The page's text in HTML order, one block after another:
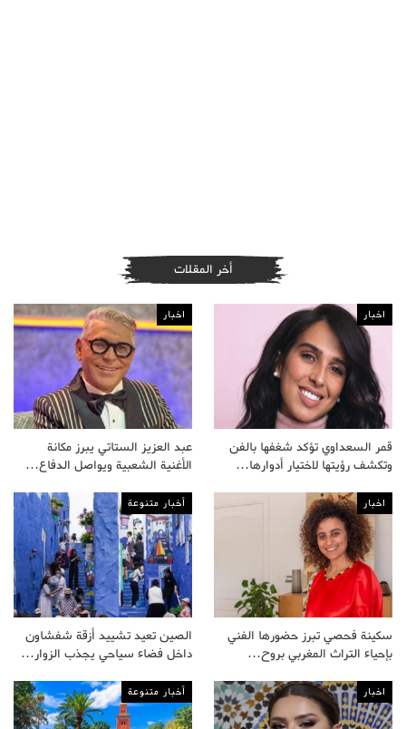
أخر المقلات
اخبار
قمر السعداوي تؤكد شغفها بالفن
وتكشف رؤيتها لاختيار أدوارها…
اخبار
عبد العزيز الستاتي يبرز مكانة
الأغنية الشعبية ويواصل الدفاع…
اخبار
سكينة فحصي تبرز حضورها الفني
بإحياء التراث المغربي بروح…
أخبار متنوعة
الصين تعيد تشييد أزقة شفشاون
داخل فضاء سياحي يجذب الزوار…
اخبار أخبار متنوعة